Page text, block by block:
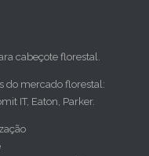
cabeçote florestal.
do mercado florestal:
IT, Eaton, Parker.